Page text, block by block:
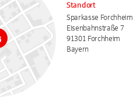
Standort
Sparkasse Forchheim
Eisenbahnstraße 7
91301 Forchheim
Bayern